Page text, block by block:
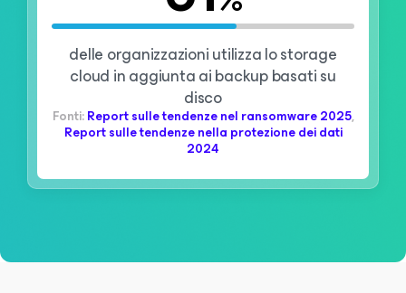
delle organizzazioni utilizza lo storage
cloud in aggiunta ai backup basati su
disco
Fonti:Report sulle tendenze nel ransomware 2025,
Report sulle tendenze nella protezione dei dati
2024